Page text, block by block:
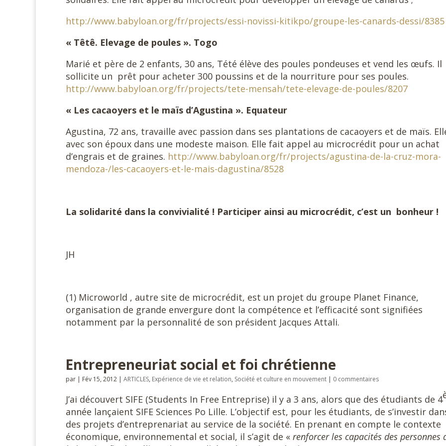
http://www.babyloan.org/fr/projects/essi-novissi-kitikpo/groupe-les-canards-dessi/8385
« Têtê. Elevage de poules ». Togo
Marié et père de 2 enfants, 30 ans, Tété élève des poules pondeuses et vend les œufs. Il
sollicite un prêt pour acheter 300 poussins et de la nourriture pour ses poules.
http://www.babyloan.org/fr/projects/tete-mensah/tete-elevage-de-poules/8207
« Les cacaoyers et le maïs d’Agustina ». Equateur
Agustina, 72 ans, travaille avec passion dans ses plantations de cacaoyers et de maïs.
avec son époux dans une modeste maison. Elle fait appel au microcrédit pour un achat
d’engrais et de graines. http://www.babyloan.org/fr/projects/agustina-de-la-cruz-mora-
mendoza-/les-cacaoyers-et-le-mais-dagustina/8528
La solidarité dans la convivialité ! Participer ainsi au microcrédit, c’est un bonheur !
JH
(1) Microworld , autre site de microcrédit, est un projet du groupe Planet Finance,
organisation de grande envergure dont la compétence et l’efficacité sont signifiées
notamment par la personnalité de son président Jacques Attali.
Entrepreneuriat social et foi chrétienne
par | Fév 15, 2012 | ARTICLES, Expérience de vie et relation, Société et culture en mouvement | 0 commentaires
J’ai découvert SIFE (Students In Free Entreprise) il y a 3 ans, alors que des étudiants de 4
année lançaient SIFE Sciences Po Lille. L’objectif est, pour les étudiants, de s’investir
des projets d’entreprenariat au service de la société. En prenant en compte le contexte
économique, environnemental et social, il s’agit de « renforcer les capacités des personnes